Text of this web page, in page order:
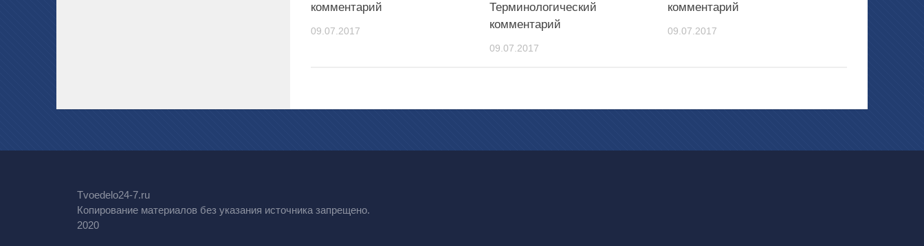
комментарий
09.07.2017
Терминологический
комментарий
09.07.2017
комментарий
09.07.2017
Tvoedelo24-7.ru
Копирование материалов без указания источника запрещено.
2020